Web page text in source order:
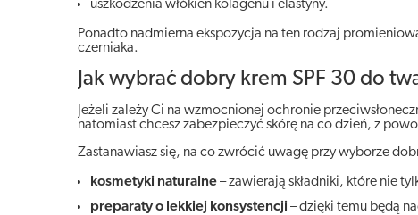
uszkodzenia włókien kolagenu i elastyny.
Ponadto nadmierna ekspozycja na ten rodzaj
czerniaka.
Jak wybrać dobry krem SPF 30 do
Jeżeli zależy Ci na wzmocnionej ochronie
natomiast chcesz zabezpieczyć skórę na co dzień, z
Zastanawiasz się, na co zwrócić uwagę przy wyborze
kosmetyki naturalne– zawierają składniki, które nie
preparaty o lekkiej konsystencji – dzięki temu będą